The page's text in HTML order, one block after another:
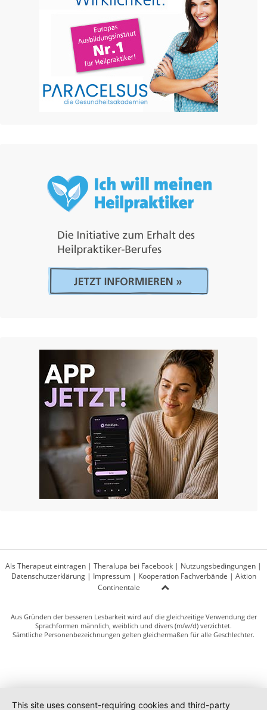
Als Therapeut eintragen | Theralupa bei Facebook | Nutzungsbedingungen |
Datenschutzerklärung| Impressum| Kooperation Fachverbände | Aktion
Continentale
Aus Gründen der besseren Lesbarkeit wird auf die gleichzeitige Verwendung der
Sprachformen männlich, weiblich und divers (m/w/d) verzichtet.
Sämtliche Personenbezeichnungen gelten gleichermaßen für alle Geschlechter.
This site uses consent-requiring cookies and third-party